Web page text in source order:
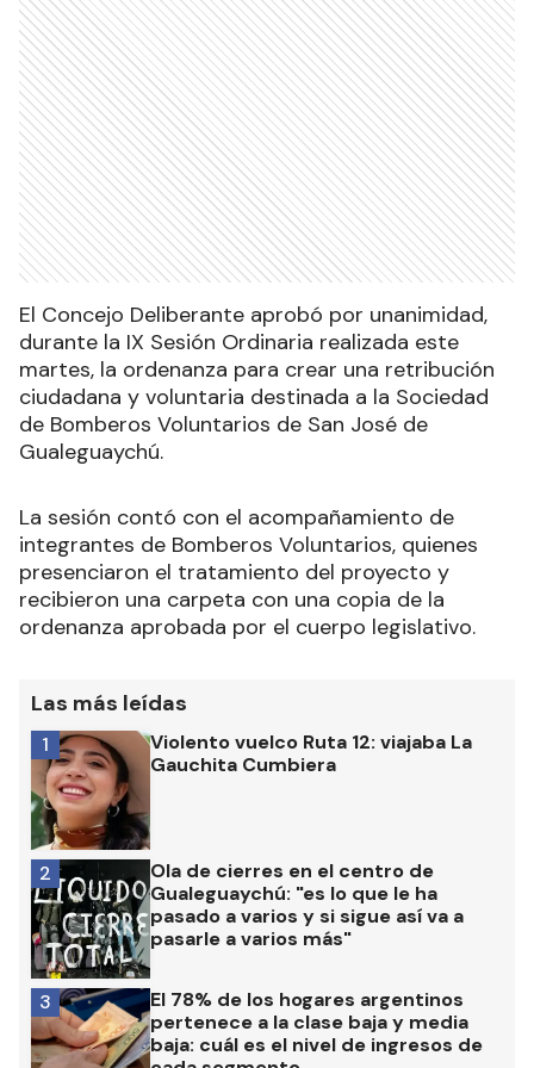
El Concejo Deliberante aprobó por unanimidad,
durante la IX Sesión Ordinaria realizada este
martes, la ordenanza para crear una retribución
ciudadana y voluntaria destinada a la Sociedad
de Bomberos Voluntarios de San José de
Gualeguaychú.
La sesión contó con el acompañamiento de
integrantes de Bomberos Voluntarios, quienes
presenciaron el tratamiento del proyecto y
recibieron una carpeta con una copia de la
ordenanza aprobada por el cuerpo legislativo.
Las más leídas
Violento vuelco Ruta 12: viajaba La
Gauchita Cumbiera
1
Ola de cierres en el centro de
Gualeguaychú: "es lo que le ha
pasado a varios y si sigue así va a
pasarle a varios más"
2
El 78% de los hogares argentinos
pertenece a la clase baja y media
baja: cuál es el nivel de ingresos de
3